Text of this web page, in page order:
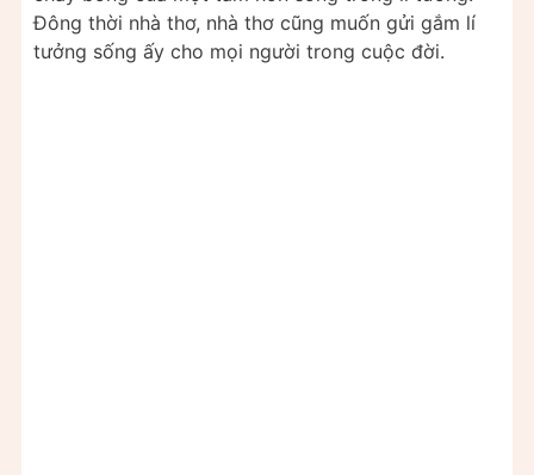
Đông thời nhà thơ, nhà thơ cũng muốn gửi gắm lí
tưởng sống ấy cho mọi người trong cuộc đời.